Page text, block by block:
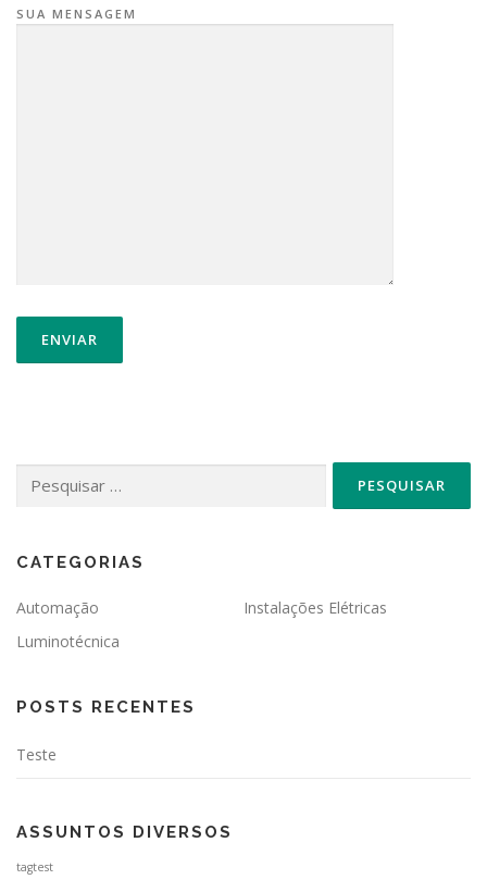
SUA MENSAGEM
por:
CATEGORIAS
Automação
Instalações Elétricas
Luminotécnica
POSTS RECENTES
Teste
ASSUNTOS DIVERSOS
tagtest